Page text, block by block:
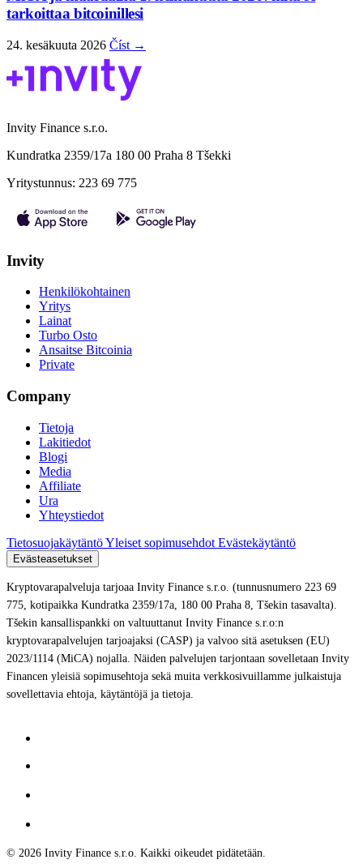
tarkoittaa bitcoinillesi
24. kesäkuuta 2026 Číst →
Invity Finance s.r.o.
Kundratka 2359/17a 180 00 Praha 8 Tšekki
Yritystunnus: 223 69 775
Invity
Henkilökohtainen
Yritys
Lainat
Turbo Osto
Ansaitse Bitcoinia
Private
Company
Tietoja
Lakitiedot
Blogi
Media
Affiliate
Ura
Yhteystiedot
TietosuojakäytäntöYleiset sopimusehdot Evästekäytäntö
Evästeasetukset
Kryptovarapalveluja tarjoaa Invity Finance s.r.o. (tunnusnumero 223 69
775, kotipaikka Kundratka 2359/17a, 180 00 Praha 8, Tšekin tasavalta).
Tšekin kansallispankki on valtuuttanut Invity Finance s.r.o:n
kryptovarapalvelujen tarjoajaksi (CASP) ja valvoo sitä asetuksen (EU)
2023/1114 (MiCA) nojalla. Näiden palvelujen tarjontaan sovelletaan Invity
Financen yleisiä sopimusehtoja sekä muita verkkosivuillamme julkaistuja
sovellettavia ehtoja, käytäntöjä ja tietoja.
© 2026 Invity Finance s.r.o. Kaikki oikeudet pidätetään.